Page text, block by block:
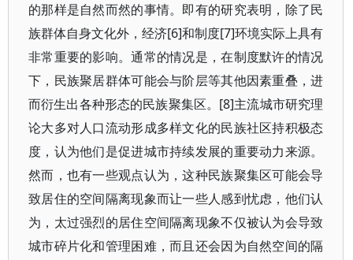
的那样是自然而然的事情。即有的研究表明，除了民
族群体自身文化外，经济[6]和制度[7]环境实际上具有
非常重要的影响。通常的情况是，在制度默许的情况
下，民族聚居群体可能会与阶层等其他因素重叠，进
而衍生出各种形态的民族聚集区。[8]主流城市研究理
论大多对人口流动形成多样文化的民族社区持积极态
度，认为他们是促进城市持续发展的重要动力来源。
然而，也有一些观点认为，这种民族聚集区可能会导
致居住的空间隔离现象而让一些人感到忧虑，他们认
为，太过强烈的居住空间隔离现象不仅被认为会导致
城市碎片化和管理困难，而且还会因为自然空间的隔